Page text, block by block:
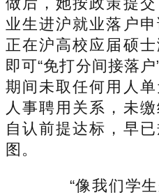
业生进沪就业落户
正在沪高校应届硕
即可“免打分间接落
期间未取任何用人
人事聘用关系，未
自认前提达标，早
图。
“像我们学生